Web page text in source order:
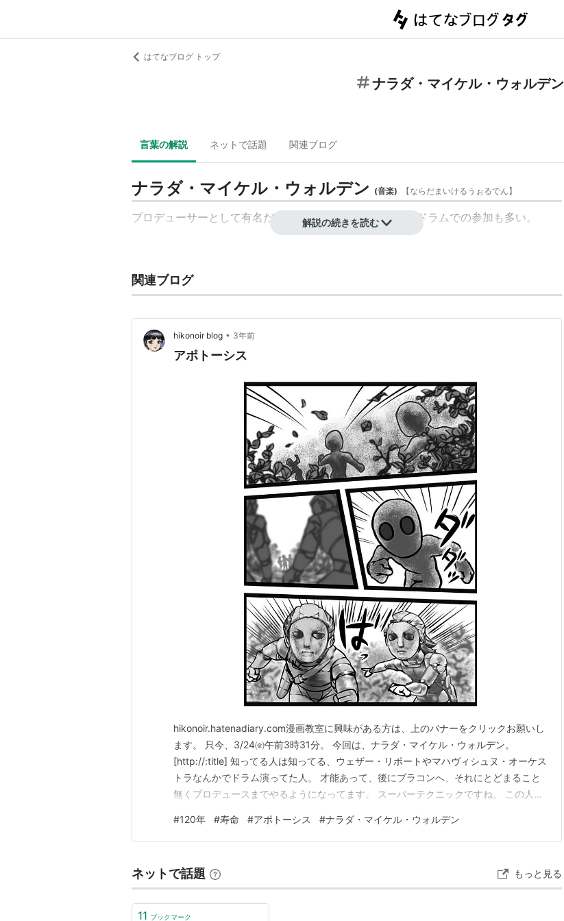
はてなブログ トップ
ナラダ・マイケル・ウォルデン
言葉の解説 ネットで話題 関連ブログ
ナラダ・マイケル・ウォルデン (音楽) 【ならだまいけるうぉるでん】
プロデューサーとして有名だが、歌手としても作品多数。ドラムでの参加も多い。
解説の続きを読む
関連ブログ
hikonoir blog • 3年前
アポトーシス
hikonoir.hatenadiary.com漫画教室に興味がある方は、上のバナーをクリックお願いし
ます。 只今、3/24㈮午前3時31分。 今回は、ナラダ・マイケル・ウォルデン。
[http://:title] 知ってる人は知ってる、ウェザー・リポートやマハヴィシュヌ・オーケス
トラなんかでドラム演ってた人。 才能あって、後にブラコンへ、それにとどまること
無くプロデュースまでやるようになってます。 スーパーテクニックですね。 この人、
ょっと注意！この人の名前。何か変だと思った人…。ナイス！\(^0^)/ 僕の推測で…
#120年 #寿命 #アポトーシス #ナラダ・マイケル・ウォルデン
ネットで話題 もっと見る
11 ブックマーク